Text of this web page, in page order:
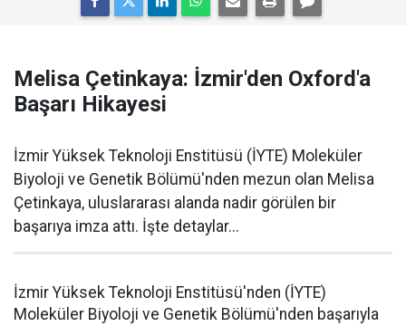
Melisa Çetinkaya: İzmir'den Oxford'a
Başarı Hikayesi
İzmir Yüksek Teknoloji Enstitüsü (İYTE) Moleküler
Biyoloji ve Genetik Bölümü'nden mezun olan Melisa
Çetinkaya, uluslararası alanda nadir görülen bir
başarıya imza attı. İşte detaylar...
İzmir Yüksek Teknoloji Enstitüsü'nden (İYTE)
Moleküler Biyoloji ve Genetik Bölümü'nden başarıyla